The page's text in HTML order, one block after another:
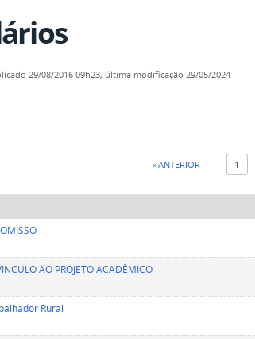
29/08/2016 09h23, última modificação 29/05/2024
« ANTERIOR 1
AO PROJETO ACADÊMICO
Rural